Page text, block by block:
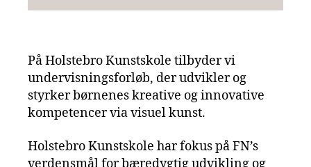
På Holstebro Kunstskole tilbyder vi
undervisningsforløb, der udvikler og
styrker børnenes kreative og innovative
kompetencer via visuel kunst.
Holstebro Kunstskole har fokus på FN’s
verdensmål for bæredygtig udvikling og